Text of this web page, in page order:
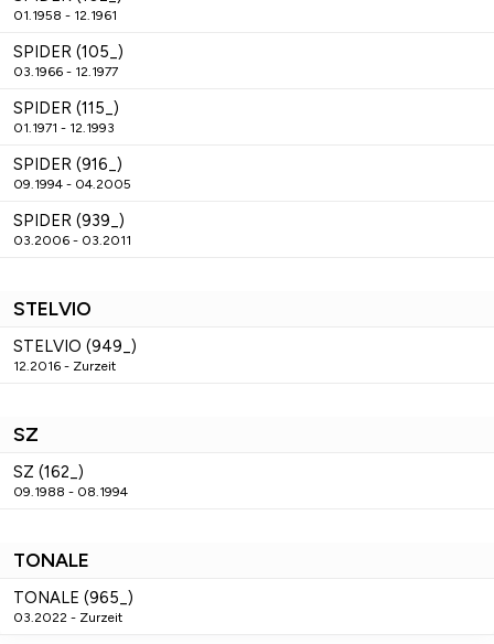
01.1958 - 12.1961
SPIDER (105_)
03.1966 - 12.1977
SPIDER (115_)
01.1971 - 12.1993
SPIDER (916_)
09.1994 - 04.2005
SPIDER (939_)
03.2006 - 03.2011
STELVIO
STELVIO (949_)
12.2016 - Zurzeit
SZ
SZ (162_)
09.1988 - 08.1994
TONALE
TONALE (965_)
03.2022 - Zurzeit